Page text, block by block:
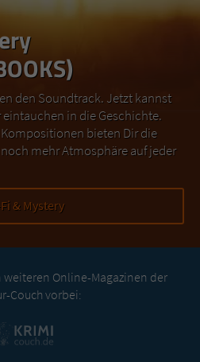
den Soundtrack. Jetzt kannst
in die Geschichte.
bieten Dir die
mehr Atmosphäre auf jeder
& Mystery
weiteren Online-Magazinen der
Couch vorbei: